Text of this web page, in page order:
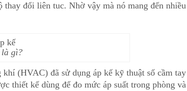
đổi liên tuc. Nhờ vậy mà nó mang đến
là gì?
(HVAC) đã sử dụng áp kế kỹ thuật số cầm tay
thiết kế dùng để đo mức áp suất trong phòng